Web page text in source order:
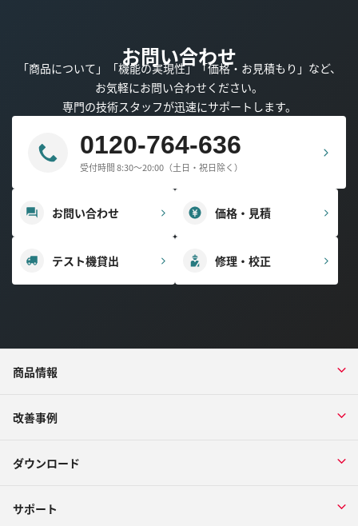
お問い合わせ
「商品について」「機能の実現性」「価格・お見積もり」など、
お気軽にお問い合わせください。
専門の技術スタッフが迅速にサポートします。
0120-764-636
受付時間 8:30～20:00（土日・祝日除く）
お問い合わせ 価格・見積
テスト機貸出 修理・校正
商品情報
改善事例
ダウンロード
サポート